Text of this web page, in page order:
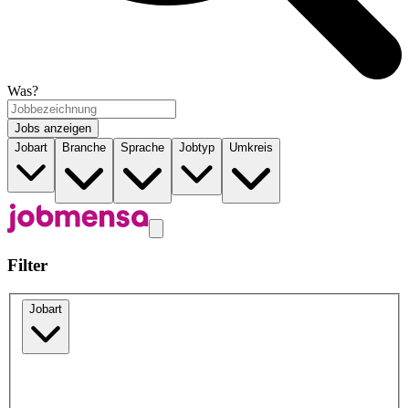
Was?
Jobs anzeigen
Jobart
Branche Sprache Jobtyp Umkreis
Filter
Jobart